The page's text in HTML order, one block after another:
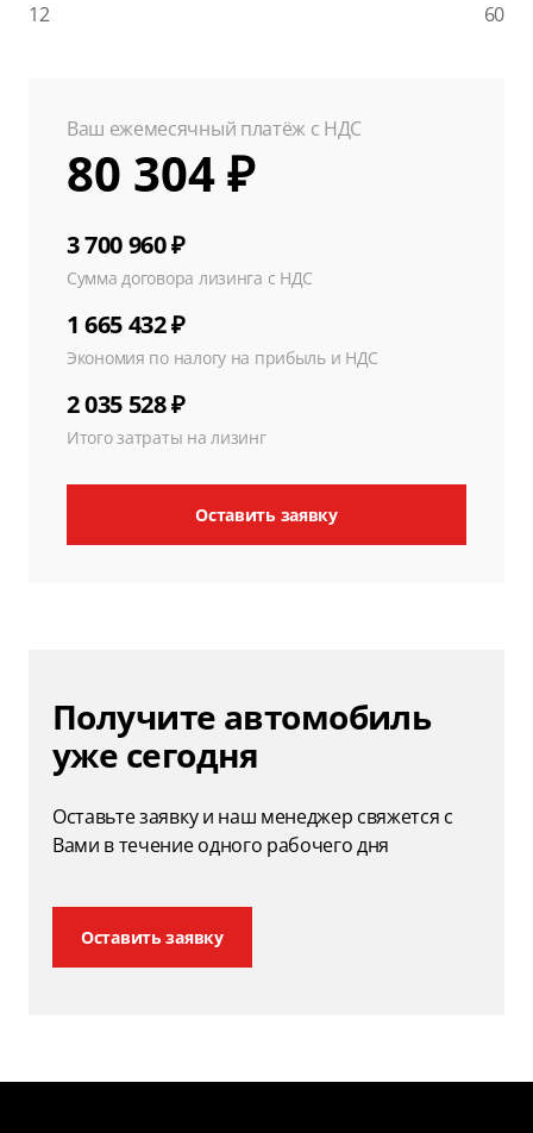
12 60
Ваш ежемесячный платёж с НДС
80 304 ₽
3 700 960 ₽
Сумма договора лизинга с НДС
1 665 432 ₽
Экономия по налогу на прибыль и НДС
2 035 528 ₽
Итого затраты на лизинг
Оставить заявку
Получите автомобиль
уже сегодня
Оставьте заявку и наш менеджер свяжется с
Вами в течение одного рабочего дня
Оставить заявку